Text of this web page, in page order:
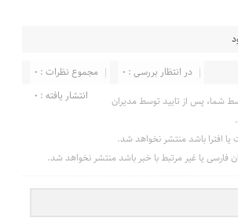
مجموع نظرات : 0
در انتظار بررسی : 0
انتشار یافته : 0
شما، پس از تایید توسط مدیران
افترا باشد منتشر نخواهد شد.
فارسی یا غیر مرتبط با خبر باشد منتشر نخواهد شد.